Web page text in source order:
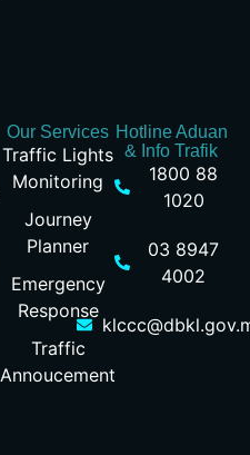
Our Services
Traffic Lights
Monitoring
Journey
Planner
Emergency
Response
Traffic
Annoucement
Hotline Aduan
& Info Trafik
1800 88
1020
03 8947
4002